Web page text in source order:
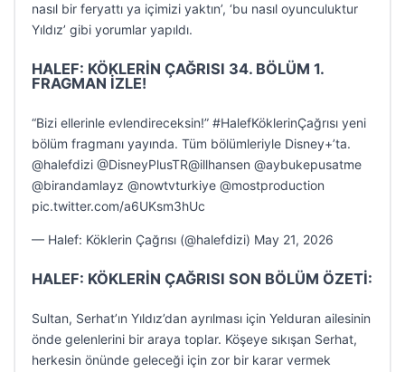
nasıl bir feryattı ya içimizi yaktın’, ‘bu nasıl oyunculuktur
Yıldız’ gibi yorumlar yapıldı.
HALEF: KÖKLERİN ÇAĞRISI 34. BÖLÜM 1.
FRAGMAN İZLE!
“Bizi ellerinle evlendireceksin!” #HalefKöklerinÇağrısı yeni
bölüm fragmanı yayında. Tüm bölümleriyle Disney+’ta.
@halefdizi @DisneyPlusTR@illhansen @aybukepusatme
@birandamlayz @nowtvturkiye @mostproduction
pic.twitter.com/a6UKsm3hUc
— Halef: Köklerin Çağrısı (@halefdizi) May 21, 2026
HALEF: KÖKLERİN ÇAĞRISI SON BÖLÜM ÖZETİ:
Sultan, Serhat’ın Yıldız’dan ayrılması için Yelduran ailesinin
önde gelenlerini bir araya toplar. Köşeye sıkışan Serhat,
herkesin önünde geleceği için zor bir karar vermek